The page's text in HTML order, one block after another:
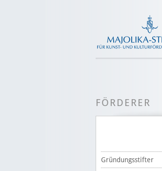
FÖRDERER
Gründungsstifter